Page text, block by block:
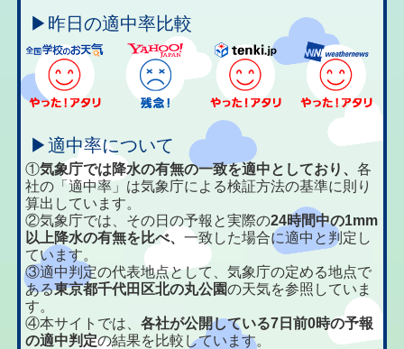
▶昨日の適中率比較
▶適中率について
①気象庁では降水の有無の一致を適中としており、各
社の「適中率」は気象庁による検証方法の基準に則り
算出しています。
②気象庁では、その日の予報と実際の24時間中の1mm
以上降水の有無を比べ、一致した場合に適中と判定し
ています。
③適中判定の代表地点として、気象庁の定める地点で
ある東京都千代田区北の丸公園の天気を参照していま
す。
④本サイトでは、各社が公開している7日前0時の予報
の適中判定の結果を比較しています。